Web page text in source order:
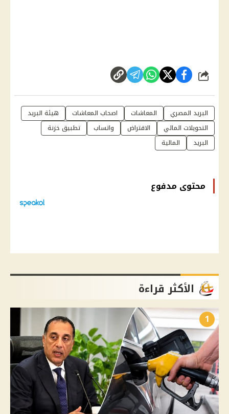
شارك
البريد المصري المعاشات اصحاب المعاشات
هيئة البريد
التحويلات المالي
الاقتراض واتساب
تطبيق خزنة
البريد
المالية
محتوى مدفوع
الأكثر قراءة
1